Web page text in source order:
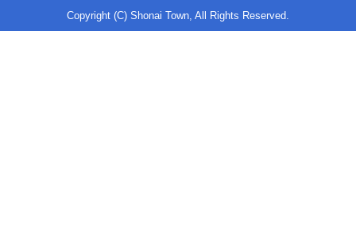
Copyright (C) Shonai Town, All Rights Reserved.